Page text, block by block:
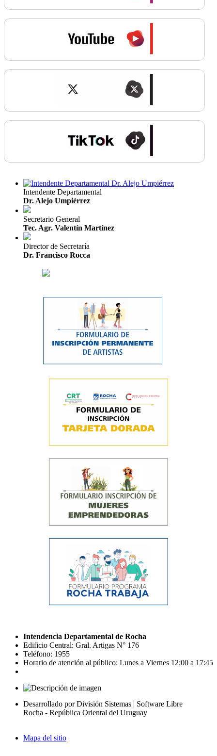
Intendente Departamental
Dr. Alejo Umpiérrez
Secretario General
Tec. Agr. Valentín Martínez
Director de Secretaría
Dr. Francisco Rocca
Intendencia Departamental de Rocha
Edificio Central: Gral. Artigas N° 176
Teléfono: 1955
Horario de atención al público: Lunes a Viernes 12:00 a 17:45
Desarrollado por División Sistemas | Software Libre
Rocha - República Oriental del Uruguay
Mapa del sitio